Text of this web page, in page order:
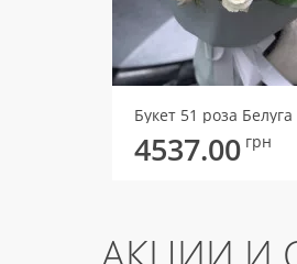
Букет 51 роза Белуга
4537.00 грн